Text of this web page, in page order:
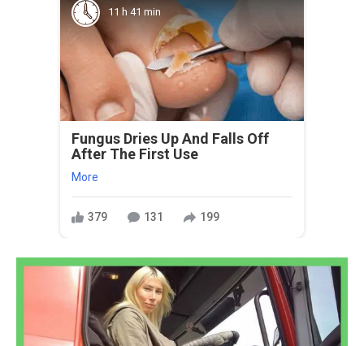
11 h 41 min
Fungus Dries Up And Falls Off
After The First Use
More
379 131 199